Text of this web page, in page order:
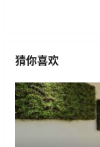
猜你喜欢